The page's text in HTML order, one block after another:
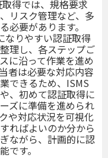
得では、規格要求
リスク管理など、多
必要があります。
なりやすい認証取得
理し、各ステップご
に沿って作業を進め
者は必要な対応内容
できるため、ISMS
、初めて認証取得に
ズに準備を進められ
や対応状況を可視化
ればよいのか分から
ながら、計画的に認
です。